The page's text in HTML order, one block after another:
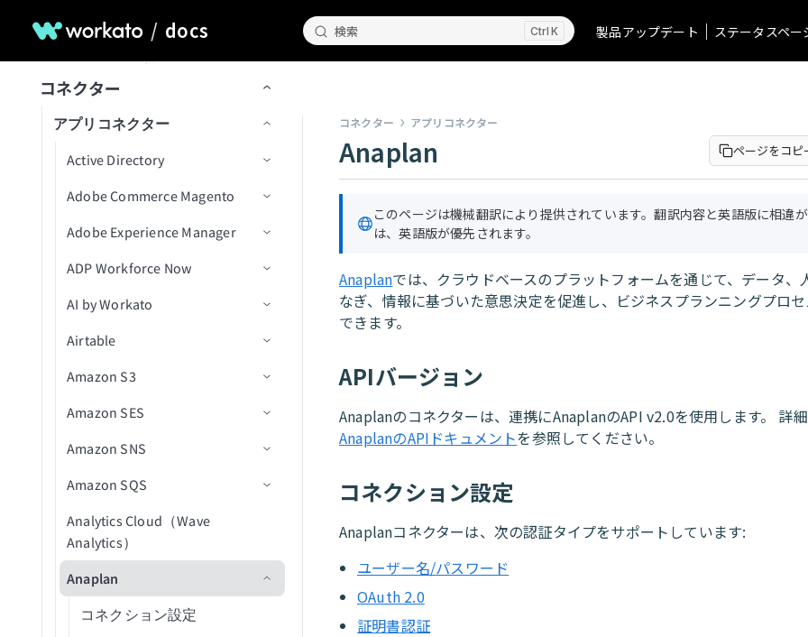
/ docs 検索 K 製品アップデート ステータスペー
Google Directory End User
Google Docs
Google Drive
Google Meet
Google Sheets
Google Slides
Highspot
Jira
Mailchimp Campaign
Microsoft PowerPoint
Microsoft Teams Conversations
Microsoft Word
スキルバージョン管理
ナレッジベースとスキルの比較
ナレッジベースレシピ
ナレッジベースとスキルの比
較
エージェントオーケストレーシ
ョン
Genieをテスト
SOAP APIレシピコレクション
AIゲートウェイコレクション
コレクションを編集
APIレシピ
APIレシピを作成
新規APIリクエストトリガー
ン
APIレシピエンドポイントを設
定
SOAP APIウォークスルー
パフォーマンス
APIプロキシエンドポイント
APIプロキシエンドポイントを
設定
APIプロキシ変換の適用
エンドポイント管理
エンドポイントの有効化/無効
化
パステンプレート化
エンドポイントパスのガイド
ライン
テスト
APIアクセスポリシー
レシピOps
API同時実行しきい値超過トリ
ガー
APIポリシークォータ違反トリ
ガー
APIポリシーレート制限違反ト
リガー
レシピバージョン管理
APIセキュリティ
APIアクセス
新しいAPIクライアントを作成
成
新しいアクセスプロファイル
を作成
カスタム検証
DCRを使用したAPIクライアン
認証
抽出
ペクション
mTLS認証
ライブラリ
API開発者ポータル
レプリケーションパイプライン
抽出頻度の設定
Change Data Capture
構築済み変換
カスタムコード
SQLベースの変換
変換
クエリをセットアップ
出力を設定
出力フィールド
Change Data Capture
データ検証およびクレンジン
グ
データエンリッチメント
Workato
JSONデータを変換
SQLコレクション by Workato
データパイプラインの概念
データパイプラインの設定
Amazon S3を設定
HiBobを設定
HubSpotを設定
Intercomを設定
データパイプラインの監視と管
理
レシピ内のパイプライントリガ
ー
同期タイプと実行
データパイプラインのトラブル
データオーケストレーションの制
限
セキュリティとコンプライアンス
スケーラビリティとパフォーマン
ス
監視と分析
ユーザーとロールの管理
カスタムコードサポート
再利用可能なコンポーネント
バージョン管理とデプロイメント
新規トピックの作成
トピックスキーマ
リテンション期間
ション
ワークスペース間共有
アラートと監視
ップ
SFTPアカウントを作成
サーバーアクティビティログ
バケット内の新規トランザクシ
ョン
アクション
データ形式を変換
レコードの作成
モデルフィールド
デシジョンテーブル
Decision Modelsコネクター
主要コンポーネント
ユースケース例
CRMアプリ
管理
理
ポータル設定
SAML認証
OktaでSSOを強制
SAMLユーザーグループ同期
を設定
Microsoft Entra IDでSSOを
強制
SAMLユーザーグループ同期
カスタムドメインとメールサー
バー
Workflow appを作成
設定
ページの管理
ページをワークフローステ
ージに割り当て
タブを追加
リクエストおよび承認機能
リクエストテーブル設定を
構成
アプリアセットを整理
アプリを公開
事前入力
パティ
ページコンポーネントを変更
組み込みフィールド検証
カスタムフィールド検証
レシピデータソースを使用す
るドロップダウン
レシピデータソースを使用す
るテーブル
テーブル行の選択
読み込み
Webページを開く
タスクを完了
ント
ト(ドロップダウン)
新しいコンポーネントイベ
ワークフローステージを変
リクエストを作成
エンス
招待と認証
Workflow apps portalホームペー
ジ
アプリケーションページ
タスクの管理
User profile
メール通知
Workflow appsの制限
FAQ
トラブルシューティング
ユニバーサル接続性
コネクター
アプリコネクター
Active Directory
コネクション設定
トリガー
新規エントリ
新規/更新済みエントリ
検索フィルターを使用した
検索
アクション
ユーザーを検索
グループにユーザーを追加
エントリを検索
ユーザーを追加
ユーザーを更新
エントリを追加
グループを追加
エントリを削除
ユーザーアカウントを無効
化
Adobe Commerce Magento
コネクション設定
Adobe Experience Manager
コネクション設定
ADP Workforce Now
コネクション設定
トリガー
スケジュール済みワーカー
AI by Workato
アクション
テキストを分析
テキストを分類
メールの下書きを作成
テキストを解析
テキストを要約
テキストを翻訳
Airtable
コネクション設定
トリガー
新規レコード
新規または更新済みレコー
アクション
レコードの作成
レコードの削除
レコードを取得
レコードを一覧表示
Amazon S3
コネクション設定
トリガー
新規CSVファイル
新規ファイル
新規ファイルスライス
アクション
ファイルをアップロード
（非ストリーミング）
ファイルをアップロード
（ストリーミング）
Amazon SES
コネクション設定
アクション
オブジェクトの作成
オブジェクトの削除
オブジェクトを取得
Amazon SNS
コネクション設定
トリガー
新規メッセージ
アクション
メッセージを公開
Amazon SQS
コネクション設定
トリガー
新規メッセージ
アクション
Analytics Cloud（Wave
Analytics）
Anaplan
コネクション設定
コネクター アプリコネクター
Anaplan
このページは機械翻訳により提供されています。翻訳内容と英語版に相違
は、英語版が優先されます。
ページをコピ
Anaplanでは、クラウドベースのプラットフォームを通じて、データ、
なぎ、情報に基づいた意思決定を促進し、ビジネスプランニングプロ
できます。
APIバージョン
Anaplanのコネクターは、連携にAnaplanのAPI v2.0を使用します。 詳細
AnaplanのAPIドキュメントを参照してください。
コネクション設定
Anaplanコネクターは、次の認証タイプをサポートしています:
ユーザー名/パスワード
OAuth 2.0
証明書認証